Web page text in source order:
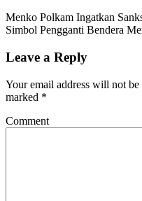
Menko Polkam Ingatkan
Simbol Pengganti Bendera
Leave a Reply
Your email address will not be
marked *
Comment